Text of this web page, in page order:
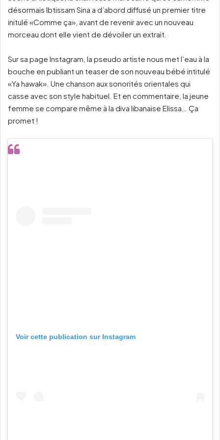
désormais Ibtissam Sina a d’abord diffusé un premier titre
initulé «Comme ça», avant de revenir avec un nouveau
morceau dont elle vient de dévoiler un extrait.
Sur sa page Instagram, la pseudo artiste nous met l’eau à la
bouche en publiant un teaser de son nouveau bébé intitulé
«Ya hawak». Une chanson aux sonorités orientales qui
casse avec son style habituel. Et en commentaire, la jeune
femme se compare même à la diva libanaise Elissa… Ça
promet !
Voir cette publication sur Instagram